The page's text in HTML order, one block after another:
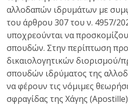
αλλοδαπών ιδρυμάτων με
του άρθρου 307 του ν. 4957/
υποχρεούνται να
σπουδών. Στην περίπτωση
δικαιολογητικών διορισμού/
σπουδών ιδρύματος της
να φέρουν τις νόμιμες
σφραγίδας της Χάγης